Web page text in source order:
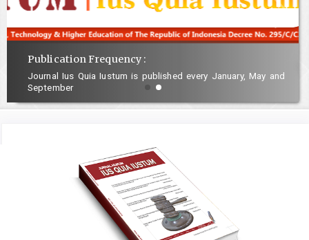
Sidebar
Publication Frequency :
Journal Ius Quia Iustum is published every January, May and
September